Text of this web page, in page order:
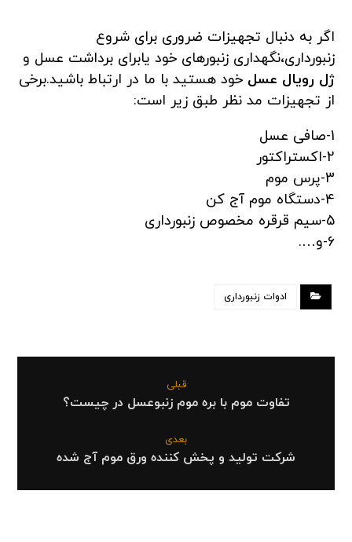
اگر به دنبال تجهیزات ضروری برای شروع
زنبورداری،نگهداری زنبورهای خود یابرای برداشت عسل و
ژل رویال عسلخود هستید با ما در ارتباط باشید.برخی
از تجهیزات مد نظر طبق زیر است:
1-صافی عسل
2-اکستراکتور
3-پرس موم
4-دستگاه موم آج کن
5-سیم قرقره مخصوص زنبورداری
6-و….
ادوات زنبورداری
قبلی
تفاوت موم با بره موم زنبوعسل در چیست؟
بعدی
شرکت تولید و پخش کننده ورق موم آج شده